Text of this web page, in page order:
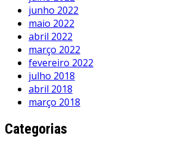
junho 2022
maio 2022
abril 2022
março 2022
fevereiro 2022
julho 2018
abril 2018
março 2018
Categorias